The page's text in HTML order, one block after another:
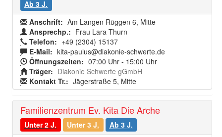
Ab 3 J.
Anschrift: Am Langen Rüggen 6, Mitte
Ansprechp.: Frau Lara Thurn
Telefon: +49 (2304) 15137
E-Mail: kita-paulus@diakonie-schwerte.de
Öffnungszeiten: 07:00 Uhr - 15:00 Uhr
Träger: Diakonie Schwerte gGmbH
Kontakt Tr.: Jägerstraße 5, Mitte
Familienzentrum Ev. Kita Die Arche
Unter 2 J. Unter 3 J.
Ab 3 J.